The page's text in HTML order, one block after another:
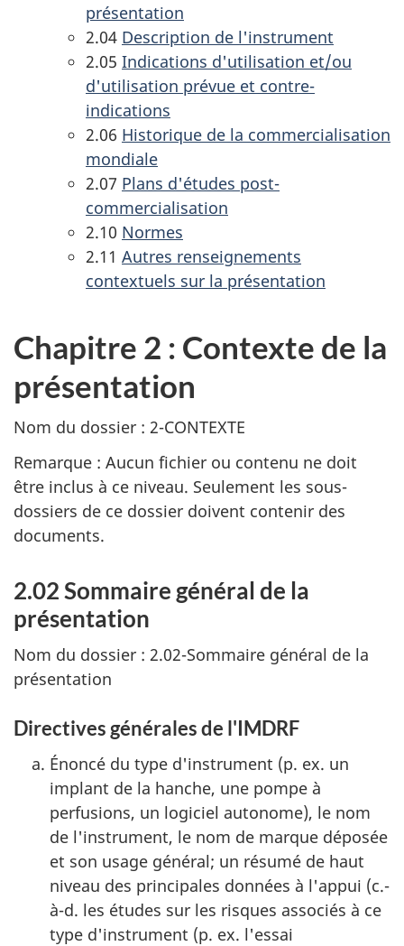
présentation
2.04 Description de l'instrument
2.05 Indications d'utilisation et/ou
d'utilisation prévue et contre-
indications
2.06 Historique de la commercialisation
mondiale
2.07 Plans d'études post-
commercialisation
2.10 Normes
2.11 Autres renseignements
contextuels sur la présentation
Chapitre 2 : Contexte de la
présentation
Nom du dossier : 2-CONTEXTE
Remarque : Aucun fichier ou contenu ne doit
être inclus à ce niveau. Seulement les sous-
dossiers de ce dossier doivent contenir des
documents.
2.02 Sommaire général de la
présentation
Nom du dossier : 2.02-Sommaire général de la
présentation
Directives générales de l'IMDRF
Énoncé du type d'instrument (p. ex. un
implant de la hanche, une pompe à
perfusions, un logiciel autonome), le nom
de l'instrument, le nom de marque déposée
et son usage général; un résumé de haut
niveau des principales données à l'appui (c.-
à-d. les études sur les risques associés à ce
type d'instrument (p. ex. l'essai